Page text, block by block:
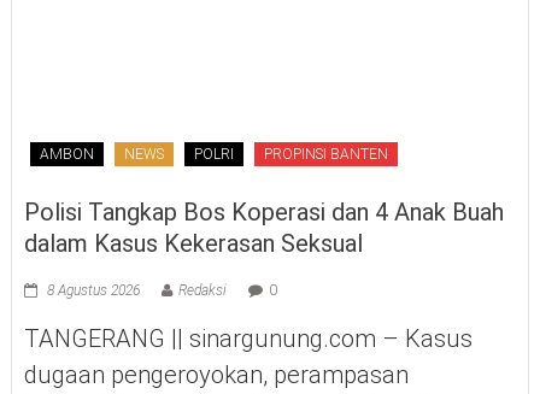
AMBON NEWS POLRI PROPINSI BANTEN
Polisi Tangkap Bos Koperasi dan 4 Anak Buah
dalam Kasus Kekerasan Seksual
8 Agustus 2026 Redaksi 0
TANGERANG || sinargunung.com – Kasus
dugaan pengeroyokan, perampasan